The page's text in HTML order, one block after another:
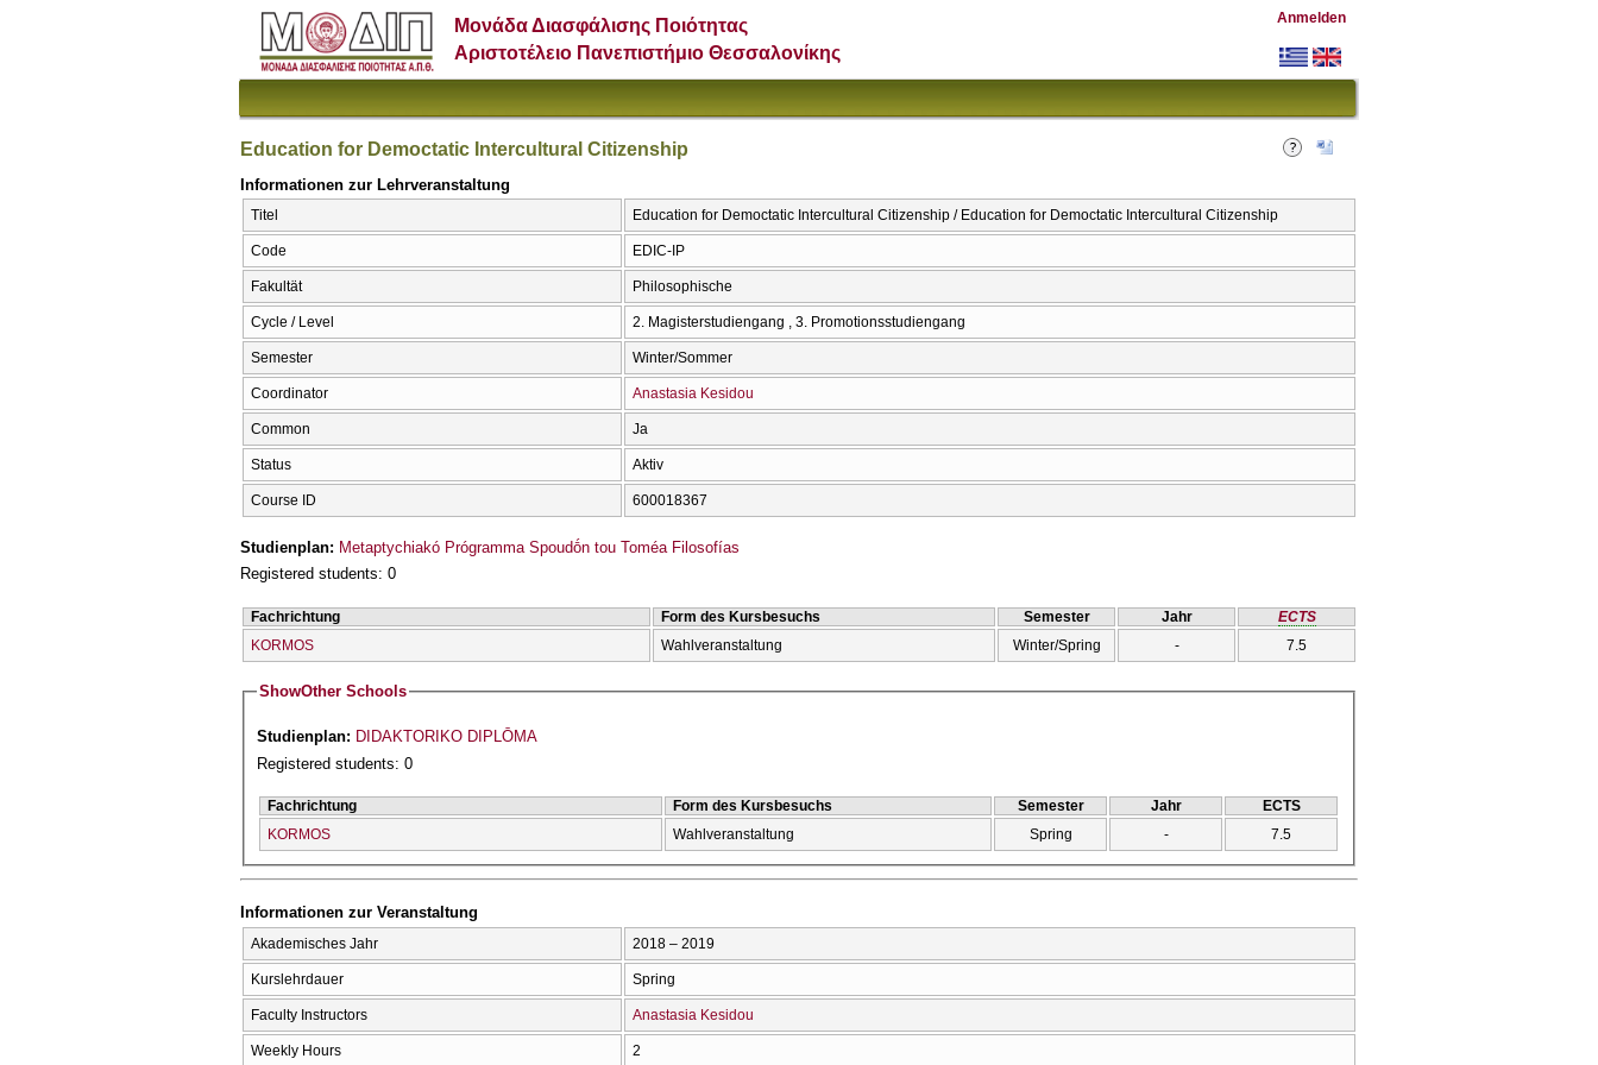
Μονάδα Διασφάλισης Ποιότητας
Αριστοτέλειο Πανεπιστήμιο Θεσσαλονίκης
Anmelden
Education for Democtatic Intercultural Citizenship
Informationen zur Lehrveranstaltung
Titel Education for Democtatic Intercultural Citizenship / Education for Democtatic Intercultural Citizenship
Code EDIC-IP
Fakultät Philosophische
Cycle / Level 2. Magisterstudiengang , 3. Promotionsstudiengang
Semester Winter/Sommer
Coordinator Anastasia Kesidou
Common Ja
Status Aktiv
Course ID 600018367
Studienplan: Metaptychiakó Prógramma Spoudṓn tou Toméa Filosofías
Registered students: 0
Fachrichtung Form des Kursbesuchs Semester Jahr
ECTS
KORMOS
Wahlveranstaltung Winter/Spring - 7.5
ShowOther Schools
Studienplan: DIDAKTORIKO DIPLŌMA
Registered students: 0
Fachrichtung Form des Kursbesuchs Semester Jahr
ECTS
KORMOS
Wahlveranstaltung Spring - 7.5
Informationen zur Veranstaltung
Akademisches Jahr 2018 – 2019
Kurslehrdauer Spring
Faculty Instructors Anastasia Kesidou
Weekly Hours 2